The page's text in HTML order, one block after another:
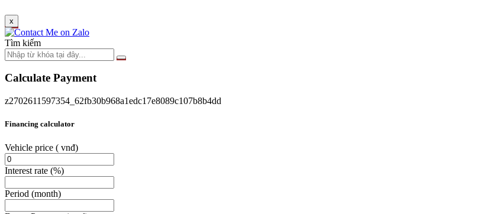
x
Tìm kiếm
Calculate Payment
z2702611597354_62fb30b968a1edc17e8089c107b8b4dd
Financing calculator
Vehicle price ( vnđ)
Interest rate (%)
Period (month)